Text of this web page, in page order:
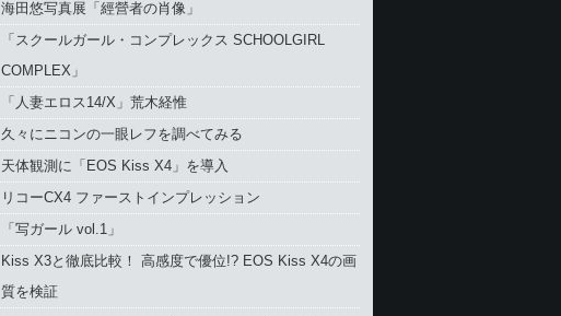
海田悠写真展「經營者の肖像」
「スクールガール・コンプレックス SCHOOLGIRL
COMPLEX」
「人妻エロス14/X」荒木経惟
久々にニコンの一眼レフを調べてみる
天体観測に「EOS Kiss X4」を導入
リコーCX4 ファーストインプレッション
「写ガール vol.1」
Kiss X3と徹底比較！ 高感度で優位!? EOS Kiss X4の画
質を検証